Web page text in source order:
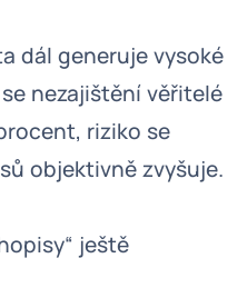
dál generuje vysoké
nezajištění věřitelé
riziko se
objektivně zvyšuje.
ještě